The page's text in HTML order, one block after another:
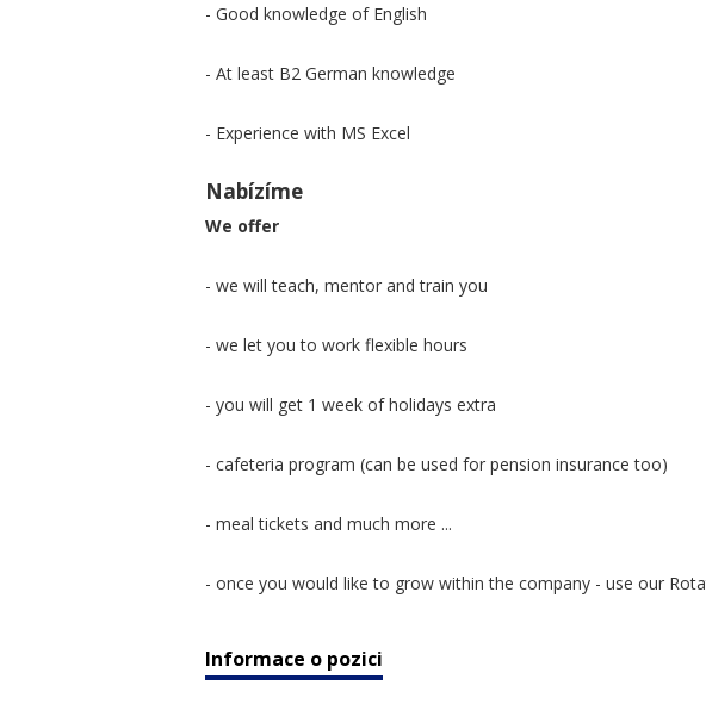
- Good knowledge of English
- At least B2 German knowledge
- Experience with MS Excel
Nabízíme
We offer
- we will teach, mentor and train you
- we let you to work flexible hours
- you will get 1 week of holidays extra
- cafeteria program (can be used for pension insurance too)
- meal tickets and much more ...
- once you would like to grow within the company - use our
Informace o pozici